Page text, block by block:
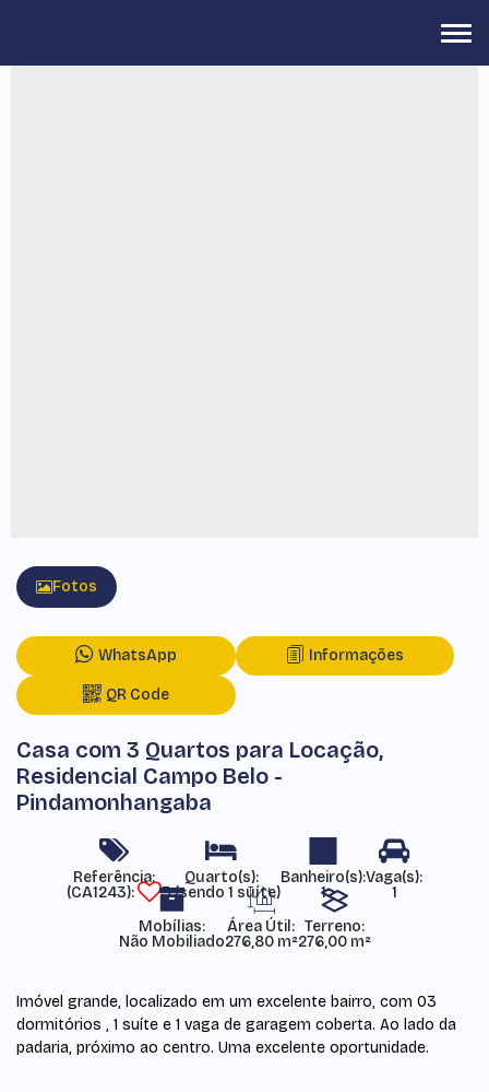
Fotos
WhatsApp Informações
QR Code
Casa com 3 Quartos para Locação,
Residencial Campo Belo -
Pindamonhangaba
Referência:
(CA1243)
3 (sendo 1 suíte) 1
1
Mobílias:
Não Mobiliado
Área Útil:
276,80 m²
Terreno:
276,00 m²
Imóvel grande, localizado em um excelente bairro, com 03
dormitórios , 1 suíte e 1 vaga de garagem coberta. Ao lado da
padaria, próximo ao centro. Uma excelente oportunidade.